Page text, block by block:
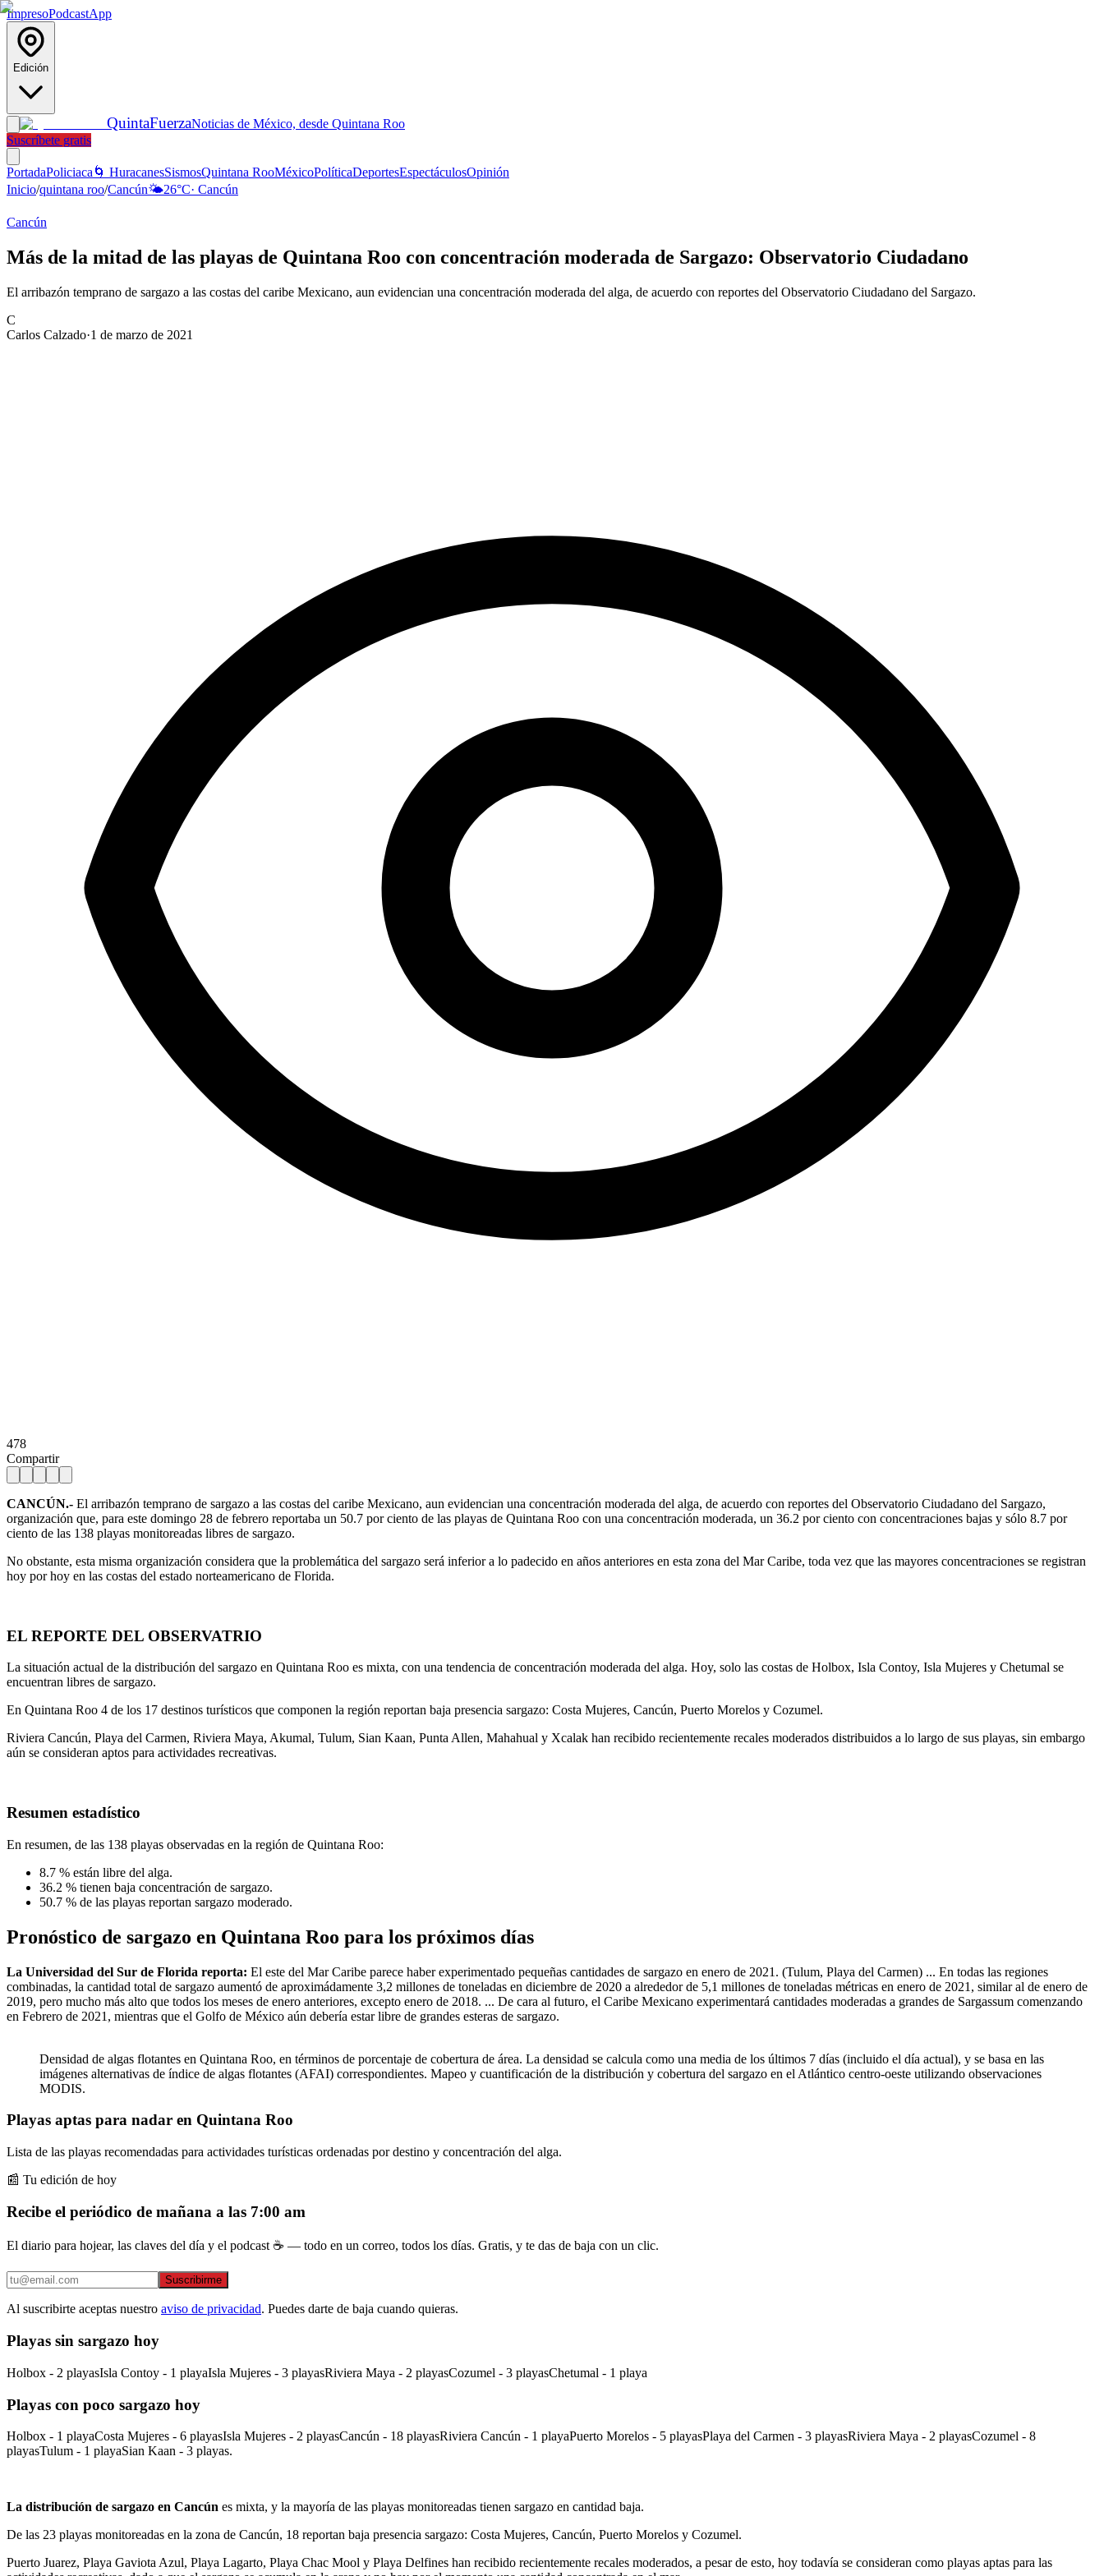
ImpresoPodcastApp
Edición
QuintaFuerzaNoticias de México, desde Quintana Roo
Suscríbete gratis
PortadaPoliciaca 🌀 HuracanesSismosQuintana RooMéxicoPolíticaDeportesEspectáculosOpinión
Inicio/quintana roo/Cancún🌤️26°C· Cancún
Cancún
Más de la mitad de las playas de Quintana Roo con concentración moderada de Sargazo: Observatorio Ciudadano
El arribazón temprano de sargazo a las costas del caribe Mexicano, aun evidencian una concentración moderada del alga, de acuerdo con reportes del Observatorio Ciudadano del Sargazo.
C
Carlos Calzado·1 de marzo de 2021
478
Compartir
CANCÚN.- El arribazón temprano de sargazo a las costas del caribe Mexicano, aun evidencian una concentración moderada del alga, de acuerdo con reportes del Observatorio Ciudadano del Sargazo,
organización que, para este domingo 28 de febrero reportaba un 50.7 por ciento de las playas de Quintana Roo con una concentración moderada, un 36.2 por ciento con concentraciones bajas y sólo 8.7 por
ciento de las 138 playas monitoreadas libres de sargazo.
No obstante, esta misma organización considera que la problemática del sargazo será inferior a lo padecido en años anteriores en esta zona del Mar Caribe, toda vez que las mayores concentraciones se registran
hoy por hoy en las costas del estado norteamericano de Florida.
EL REPORTE DEL OBSERVATRIO
La situación actual de la distribución del sargazo en Quintana Roo es mixta, con una tendencia de concentración moderada del alga. Hoy, solo las costas de Holbox, Isla Contoy, Isla Mujeres y Chetumal se
encuentran libres de sargazo.
En Quintana Roo 4 de los 17 destinos turísticos que componen la región reportan baja presencia sargazo: Costa Mujeres, Cancún, Puerto Morelos y Cozumel.
Riviera Cancún, Playa del Carmen, Riviera Maya, Akumal, Tulum, Sian Kaan, Punta Allen, Mahahual y Xcalak han recibido recientemente recales moderados distribuidos a lo largo de sus playas, sin embargo
aún se consideran aptos para actividades recreativas.
Resumen estadístico
En resumen, de las 138 playas observadas en la región de Quintana Roo:
8.7 % están libre del alga.
36.2 % tienen baja concentración de sargazo.
50.7 % de las playas reportan sargazo moderado.
Pronóstico de sargazo en Quintana Roo para los próximos días
La Universidad del Sur de Florida reporta: El este del Mar Caribe parece haber experimentado pequeñas cantidades de sargazo en enero de 2021. (Tulum, Playa del Carmen) ... En todas las regiones
combinadas, la cantidad total de sargazo aumentó de aproximádamente 3,2 millones de toneladas en diciembre de 2020 a alrededor de 5,1 millones de toneladas métricas en enero de 2021, similar al de enero de
2019, pero mucho más alto que todos los meses de enero anteriores, excepto enero de 2018. ... De cara al futuro, el Caribe Mexicano experimentará cantidades moderadas a grandes de Sargassum comenzando
en Febrero de 2021, mientras que el Golfo de México aún debería estar libre de grandes esteras de sargazo.
Densidad de algas flotantes en Quintana Roo, en términos de porcentaje de cobertura de área. La densidad se calcula como una media de los últimos 7 días (incluido el día actual), y se basa en las
imágenes alternativas de índice de algas flotantes (AFAI) correspondientes. Mapeo y cuantificación de la distribución y cobertura del sargazo en el Atlántico centro-oeste utilizando observaciones
MODIS.
Playas aptas para nadar en Quintana Roo
Lista de las playas recomendadas para actividades turísticas ordenadas por destino y concentración del alga.
📰 Tu edición de hoy
Recibe el periódico de mañana a las 7:00 am
El diario para hojear, las claves del día y el podcast ☕ — todo en un correo, todos los días. Gratis, y te das de baja con un clic.
Suscribirme
Al suscribirte aceptas nuestro aviso de privacidad. Puedes darte de baja cuando quieras.
Playas sin sargazo hoy
Holbox - 2 playasIsla Contoy - 1 playaIsla Mujeres - 3 playasRiviera Maya - 2 playasCozumel - 3 playasChetumal - 1 playa
Playas con poco sargazo hoy
Holbox - 1 playaCosta Mujeres - 6 playasIsla Mujeres - 2 playasCancún - 18 playasRiviera Cancún - 1 playaPuerto Morelos - 5 playasPlaya del Carmen - 3 playasRiviera Maya - 2 playasCozumel - 8
playasTulum - 1 playaSian Kaan - 3 playas.
La distribución de sargazo en Cancún es mixta, y la mayoría de las playas monitoreadas tienen sargazo en cantidad baja.
De las 23 playas monitoreadas en la zona de Cancún, 18 reportan baja presencia sargazo: Costa Mujeres, Cancún, Puerto Morelos y Cozumel.
Puerto Juarez, Playa Gaviota Azul, Playa Lagarto, Playa Chac Mool y Playa Delfines han recibido recientemente recales moderados, a pesar de esto, hoy todavía se consideran como playas aptas para las